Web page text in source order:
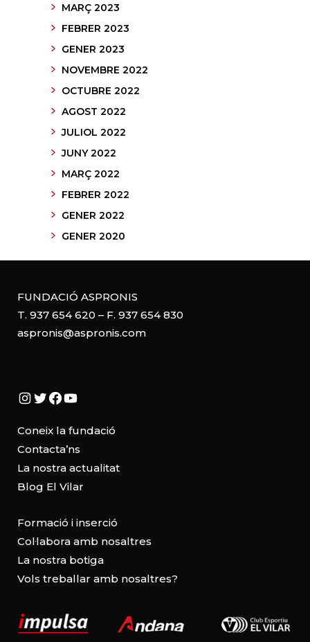
MARÇ 2023
FEBRER 2023
GENER 2023
NOVEMBRE 2022
OCTUBRE 2022
AGOST 2022
JULIOL 2022
JUNY 2022
MARÇ 2022
FEBRER 2022
GENER 2022
GENER 2020
FUNDACIÓ ASPRONIS
T. 937 654 620 – F. 937 654 830
aspronis@aspronis.com
Instagram
Twitter
Facebook
YouTube
Coneix la fundació
Contacta’ns
La nostra actualitat
Blog El Vilar
Formació i inserció
Col·labora amb nosaltres
La nostra botiga
Vols treballar amb nosaltres?